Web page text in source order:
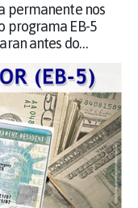
permanente nos
programa EB-5
antes do